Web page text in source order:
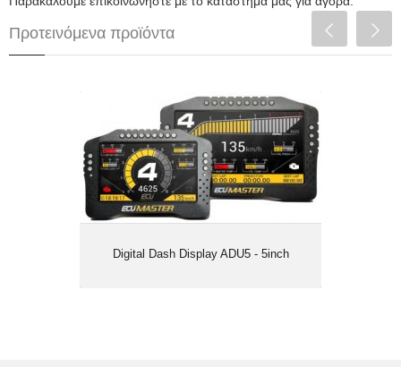
Προτεινόμενα προϊόντα
Digital Dash Display ADU5 - 5inch
Digital Dash Display ADU5 - 5inch